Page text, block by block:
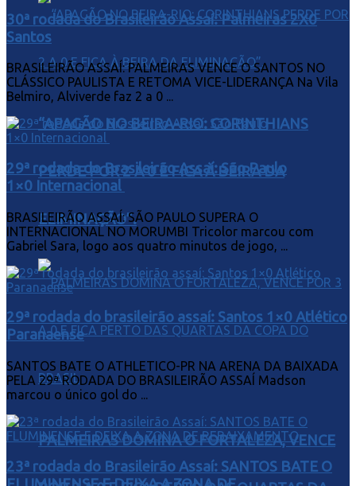
“APAGÃO NO BEIRA-RIO: CORINTHIANS
PERDE POR 2 A 0 E FICA À BEIRA DA
ELIMINAÇÃO”.
PALMEIRAS DOMINA O FORTALEZA, VENCE
30ª rodada do Brasileirão Assaí: Palmeiras 2X0
Santos
BRASILEIRÃO ASSAÍ: PALMEIRAS VENCE O SANTOS NO
CLÁSSICO PAULISTA E RETOMA VICE-LIDERANÇA Na Vila
Belmiro, Alviverde faz 2 a 0 ...
29ª rodada do Brasileirão Assaí: São Paulo
1×0 Internacional
BRASILEIRÃO ASSAÍ: SÃO PAULO SUPERA O
INTERNACIONAL NO MORUMBI Tricolor marcou com
Gabriel Sara, logo aos quatro minutos de jogo, ...
29ª rodada do brasileirão assaí: Santos 1×0 Atlético
Paranaense
SANTOS BATE O ATHLETICO-PR NA ARENA DA BAIXADA
PELA 29ª RODADA DO BRASILEIRÃO ASSAÍ Madson
marcou o único gol do ...
23ª rodada do Brasileirão Assaí: SANTOS BATE O